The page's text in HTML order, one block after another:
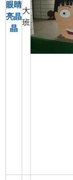
眼睛
亮晶
晶
大
班